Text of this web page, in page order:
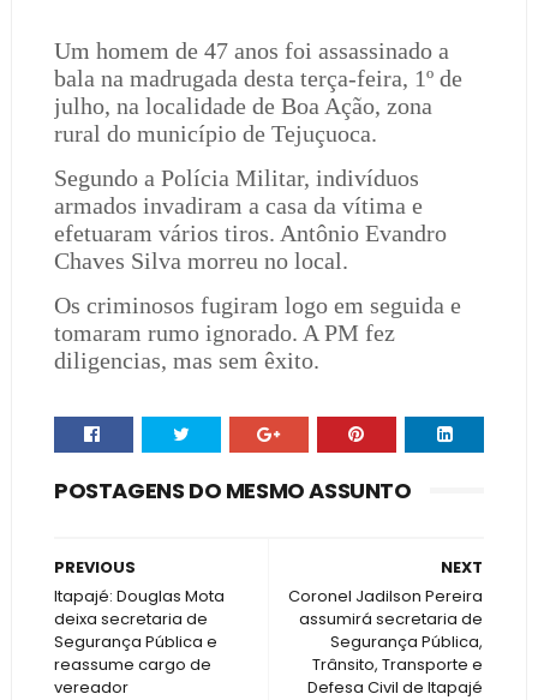
Um homem de 47 anos foi assassinado a
bala na madrugada desta terça-feira, 1º de
julho, na localidade de Boa Ação, zona
rural do município de Tejuçuoca.
Segundo a Polícia Militar, indivíduos
armados invadiram a casa da vítima e
efetuaram vários tiros. Antônio Evandro
Chaves Silva morreu no local.
Os criminosos fugiram logo em seguida e
tomaram rumo ignorado. A PM fez
diligencias, mas sem êxito.
POSTAGENS DO MESMO ASSUNTO
NEXT
Coronel Jadilson Pereira
assumirá secretaria de
Segurança Pública,
Trânsito, Transporte e
Defesa Civil de Itapajé
PREVIOUS
Itapajé: Douglas Mota
deixa secretaria de
Segurança Pública e
reassume cargo de
vereador